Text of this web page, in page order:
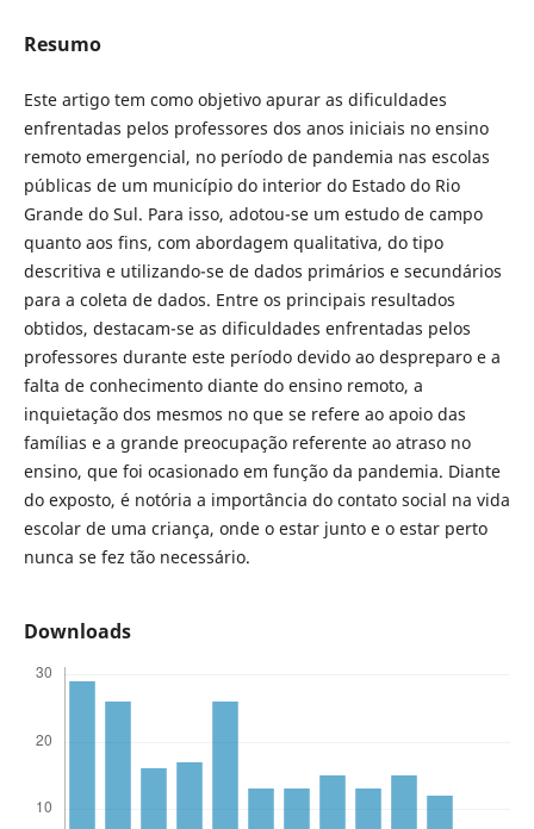
Resumo
Este artigo tem como objetivo apurar as dificuldades
enfrentadas pelos professores dos anos iniciais no ensino
remoto emergencial, no período de pandemia nas escolas
públicas de um município do interior do Estado do Rio
Grande do Sul. Para isso, adotou-se um estudo de campo
quanto aos fins, com abordagem qualitativa, do tipo
descritiva e utilizando-se de dados primários e secundários
para a coleta de dados. Entre os principais resultados
obtidos, destacam-se as dificuldades enfrentadas pelos
professores durante este período devido ao despreparo e a
falta de conhecimento diante do ensino remoto, a
inquietação dos mesmos no que se refere ao apoio das
famílias e a grande preocupação referente ao atraso no
ensino, que foi ocasionado em função da pandemia. Diante
do exposto, é notória a importância do contato social na vida
escolar de uma criança, onde o estar junto e o estar perto
nunca se fez tão necessário.
Downloads